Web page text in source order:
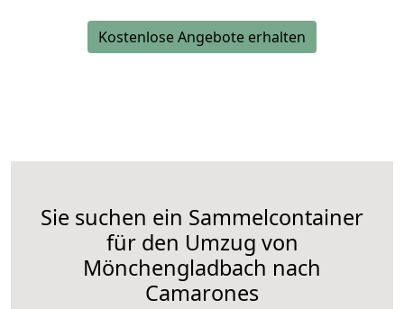
Kostenlose Angebote erhalten
Sie suchen ein Sammelcontainer
für den Umzug von
Mönchengladbach nach
Camarones